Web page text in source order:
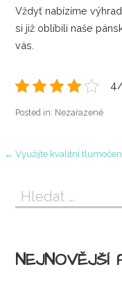
Vždyť nabízíme
si již oblíbili naše
vás.
Posted in: Nezařazené
Navigace
pro
← Využijte kvalitní
Vyhledávání
NEJNOVĚJŠÍ